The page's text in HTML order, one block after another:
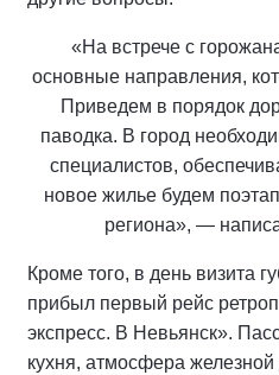
«На встрече с
основные направления,
Приведем в порядок
паводка. В город
специалистов,
новое жилье будем
региона», —
Кроме того, в день визита
прибыл первый рейс
экспресс. В Невьянск».
кухня, атмосфера железной